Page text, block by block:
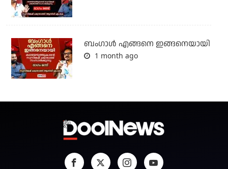
ബം​ഗാൾ എങ്ങനെ ഇങ്ങനെയായി
1 month ago